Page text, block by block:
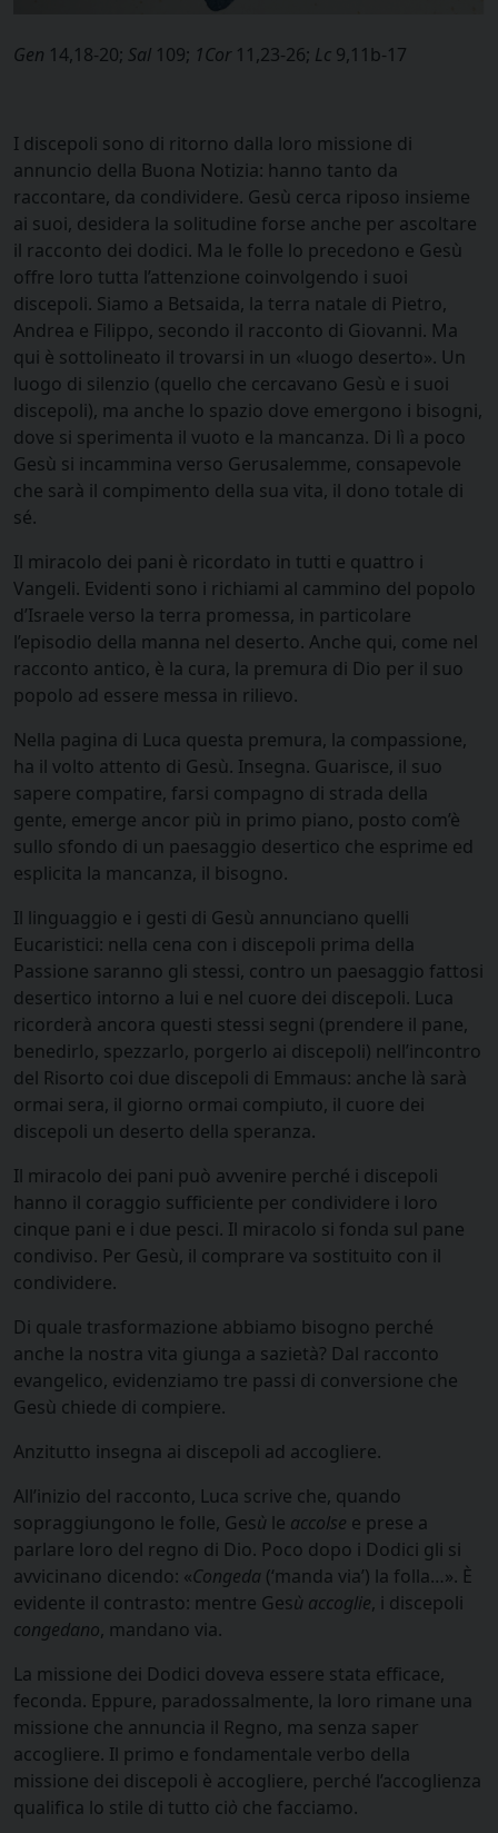
Gen 14,18-20; Sal 109; 1Cor 11,23-26; Lc 9,11b-17
I discepoli sono di ritorno dalla loro missione di
annuncio della Buona Notizia: hanno tanto da
raccontare, da condividere. Gesù cerca riposo insieme
ai suoi, desidera la solitudine forse anche per ascoltare
il racconto dei dodici. Ma le folle lo precedono e Gesù
offre loro tutta l’attenzione coinvolgendo i suoi
discepoli. Siamo a Betsaida, la terra natale di Pietro,
Andrea e Filippo, secondo il racconto di Giovanni. Ma
qui è sottolineato il trovarsi in un «luogo deserto». Un
luogo di silenzio (quello che cercavano Gesù e i suoi
discepoli), ma anche lo spazio dove emergono i bisogni,
dove si sperimenta il vuoto e la mancanza. Di lì a poco
Gesù si incammina verso Gerusalemme, consapevole
che sarà il compimento della sua vita, il dono totale di
sé.
Il miracolo dei pani è ricordato in tutti e quattro i
Vangeli. Evidenti sono i richiami al cammino del popolo
d’Israele verso la terra promessa, in particolare
l’episodio della manna nel deserto. Anche qui, come nel
racconto antico, è la cura, la premura di Dio per il suo
popolo ad essere messa in rilievo.
Nella pagina di Luca questa premura, la compassione,
ha il volto attento di Gesù. Insegna. Guarisce, il suo
sapere compatire, farsi compagno di strada della
gente, emerge ancor più in primo piano, posto com’è
sullo sfondo di un paesaggio desertico che esprime ed
esplicita la mancanza, il bisogno.
Il linguaggio e i gesti di Gesù annunciano quelli
Eucaristici: nella cena con i discepoli prima della
Passione saranno gli stessi, contro un paesaggio fattosi
desertico intorno a lui e nel cuore dei discepoli. Luca
ricorderà ancora questi stessi segni (prendere il pane,
benedirlo, spezzarlo, porgerlo ai discepoli) nell’incontro
del Risorto coi due discepoli di Emmaus: anche là sarà
ormai sera, il giorno ormai compiuto, il cuore dei
discepoli un deserto della speranza.
Il miracolo dei pani può avvenire perché i discepoli
hanno il coraggio sufficiente per condividere i loro
cinque pani e i due pesci. Il miracolo si fonda sul pane
condiviso. Per Gesù, il comprare va sostituito con il
condividere.
Di quale trasformazione abbiamo bisogno perché
anche la nostra vita giunga a sazietà? Dal racconto
evangelico, evidenziamo tre passi di conversione che
Gesù chiede di compiere.
Anzitutto insegna ai discepoli ad accogliere.
All’inizio del racconto, Luca scrive che, quando
sopraggiungono le folle, Gesù le accolse e prese a
parlare loro del regno di Dio. Poco dopo i Dodici gli si
avvicinano dicendo: «Congeda (‘manda via’) la folla…». È
evidente il contrasto: mentre Gesù accoglie, i discepoli
congedano, mandano via.
La missione dei Dodici doveva essere stata efficace,
feconda. Eppure, paradossalmente, la loro rimane una
missione che annuncia il Regno, ma senza saper
accogliere. Il primo e fondamentale verbo della
missione dei discepoli è accogliere, perché l’accoglienza
qualifica lo stile di tutto ciò che facciamo.